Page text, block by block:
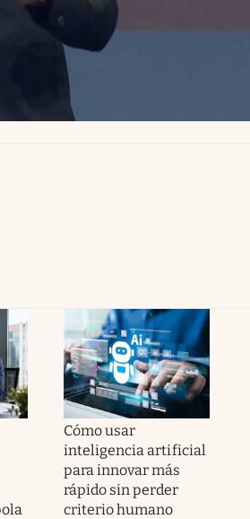
Cómo usar
inteligencia artificial
para innovar más
rápido sin perder
criterio humano